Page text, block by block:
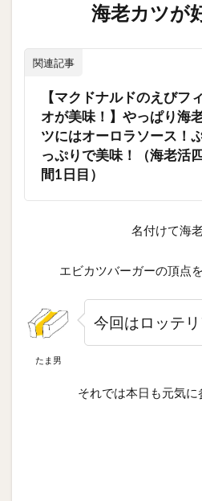
海老カツが
関連記事
【マクドナルドのえびフ
オが美味！】やっぱり海
ツにはオーロラソース！
っぷりで美味！（海老活
間1日目）
名付けて海老
エビカツバーガーの頂点
たま男
今回はロッテリ
それでは本日も元気